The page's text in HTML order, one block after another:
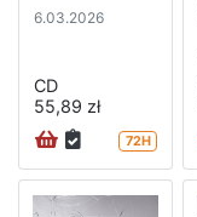
6.03.2026
CD
55,89 zł
72H